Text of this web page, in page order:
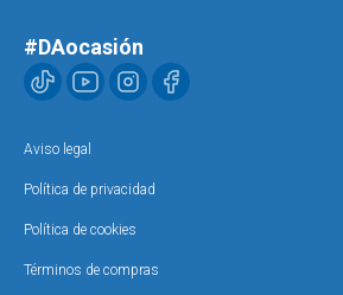
#DAocasión
Aviso legal
Política de privacidad
Política de cookies
Términos de compras